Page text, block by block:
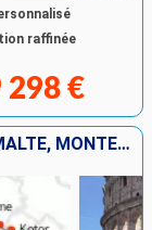
raffinée
298 €
ESPAGNE, FRANCE, MONACO, ITALIE, MALTE, MONTÉNÉGRO, CROATIE